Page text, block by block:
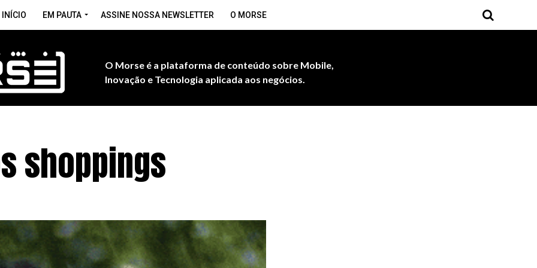
INÍCIO EM PAUTA ASSINE NOSSA NEWSLETTER O MORSE
O Morse é a plataforma de conteúdo sobre Mobile,
Inovação e Tecnologia aplicada aos negócios.
shoppings